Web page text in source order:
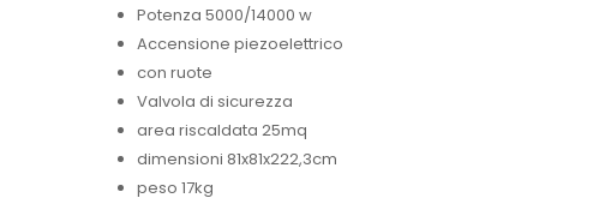
Potenza 5000/14000 w
Accensione piezoelettrico
con ruote
Valvola di sicurezza
area riscaldata 25mq
dimensioni 81x81x222,3cm
peso 17kg